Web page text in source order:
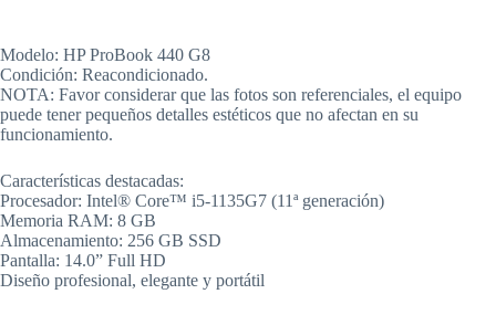
Modelo: HP ProBook 440 G8
Condición: Reacondicionado.
NOTA: Favor considerar que las fotos son referenciales, el equipo
puede tener pequeños detalles estéticos que no afectan en su
funcionamiento.
Características destacadas:
Procesador: Intel® Core™ i5-1135G7 (11ª generación)
Memoria RAM: 8 GB
Almacenamiento: 256 GB SSD
Pantalla: 14.0” Full HD
Diseño profesional, elegante y portátil